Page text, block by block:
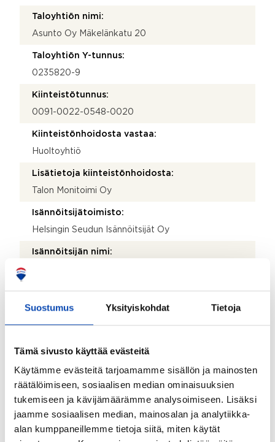
Suostumus Yksityiskohdat Tietoja
Tämä sivusto käyttää evästeitä
Käytämme evästeitä tarjoamamme sisällön ja mainosten
räätälöimiseen, sosiaalisen median ominaisuuksien
tukemiseen ja kävijämäärämme analysoimiseen. Lisäksi
jaamme sosiaalisen median, mainosalan ja analytiikka-
alan kumppaneillemme tietoja siitä, miten käytät
Taloyhtiön nimi:
Asunto Oy Mäkelänkatu 20
Taloyhtiön Y-tunnus:
0235820-9
Kiinteistötunnus:
0091-0022-0548-0020
Kiinteistönhoidosta vastaa:
Huoltoyhtiö
Lisätietoja kiinteistönhoidosta:
Talon Monitoimi Oy
Isännöitsijätoimisto:
Helsingin Seudun Isännöitsijät Oy
Isännöitsijän nimi:
Sähköposti:
joanna.hattunen@hsi.fi
040 774 7270
Katuosoite:
PL 949
00101